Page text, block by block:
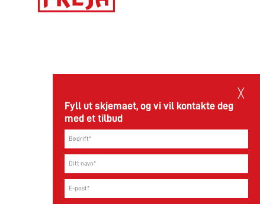
╳
Fyll ut skjemaet, og vi vil kontakte deg
med et tilbud